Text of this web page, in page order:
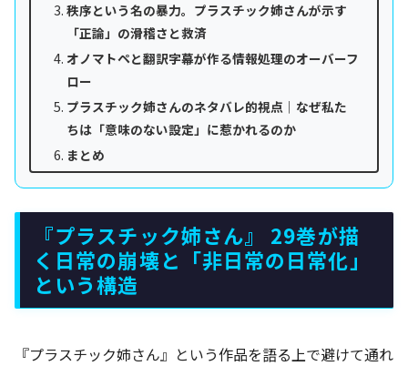
秩序という名の暴力。プラスチック姉さんが示す
「正論」の滑稽さと救済
オノマトペと翻訳字幕が作る情報処理のオーバーフ
ロー
プラスチック姉さんのネタバレ的視点｜なぜ私た
ちは「意味のない設定」に惹かれるのか
まとめ
『プラスチック姉さん』 29巻が描
く日常の崩壊と「非日常の日常化」
という構造
『プラスチック姉さん』という作品を語る上で避けて通れ